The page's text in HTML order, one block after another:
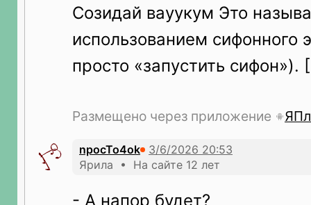
Созидай вауукум Это
использованием сифонного
просто «запустить сифон»).
Размещено через приложение
npocTo4ok
Ярила • На сайте 12 лет
- А напор будет?